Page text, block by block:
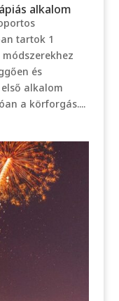
alkalom
tartok 1
és
alkalom
a körforgás....